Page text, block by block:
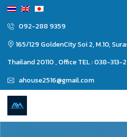
092-288 9359
165/129 GoldenCity Soi 2, M.10,
Thailand 20110 , Office TEL : 038-313-
ahouse2516@gmail.com